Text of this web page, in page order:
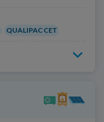
QUALIPAC CET